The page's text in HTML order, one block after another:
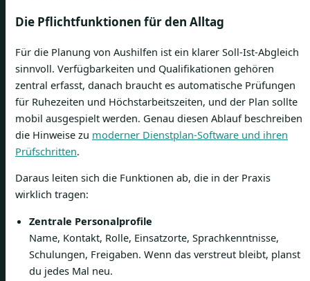
Die Pflichtfunktionen für den Alltag
Für die Planung von Aushilfen ist ein klarer Soll-Ist-Abgleich
sinnvoll. Verfügbarkeiten und Qualifikationen gehören
zentral erfasst, danach braucht es automatische Prüfungen
für Ruhezeiten und Höchstarbeitszeiten, und der Plan sollte
mobil ausgespielt werden. Genau diesen Ablauf beschreiben
die Hinweise zu moderner Dienstplan-Software und ihren
Prüfschritten.
Daraus leiten sich die Funktionen ab, die in der Praxis
wirklich tragen:
Zentrale Personalprofile
Name, Kontakt, Rolle, Einsatzorte, Sprachkenntnisse,
Schulungen, Freigaben. Wenn das verstreut bleibt, planst
du jedes Mal neu.